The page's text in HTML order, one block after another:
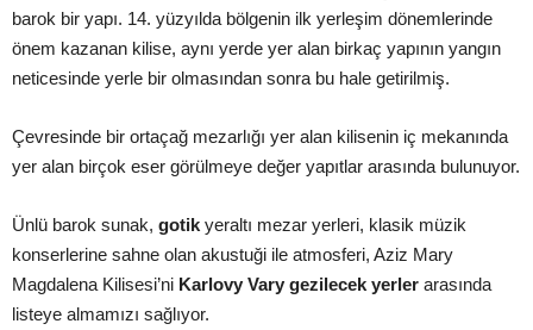
barok bir yapı. 14. yüzyılda bölgenin ilk yerleşim dönemlerinde
önem kazanan kilise, aynı yerde yer alan birkaç yapının yangın
neticesinde yerle bir olmasından sonra bu hale getirilmiş.
Çevresinde bir ortaçağ mezarlığı yer alan kilisenin iç mekanında
yer alan birçok eser görülmeye değer yapıtlar arasında bulunuyor.
Ünlü barok sunak, gotik yeraltı mezar yerleri, klasik müzik
konserlerine sahne olan akustuği ile atmosferi, Aziz Mary
Magdalena Kilisesi’ni Karlovy Vary gezilecek yerler arasında
listeye almamızı sağlıyor.